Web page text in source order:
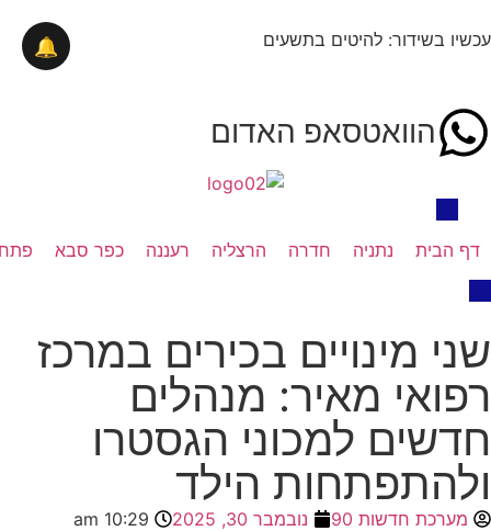
עכשיו בשידור: להיטים בתשעים
הוואטסאפ האדום
דף הבית נתניה חדרה הרצליה רעננה כפר סבא
שני מינויים בכירים במרכז
רפואי מאיר: מנהלים
חדשים למכוני הגסטרו
ולהתפתחות הילד
מערכת חדשות 90 נובמבר 30, 2025 10:29 am
🔔